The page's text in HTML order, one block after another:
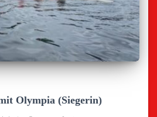
Olympia (Siegerin)